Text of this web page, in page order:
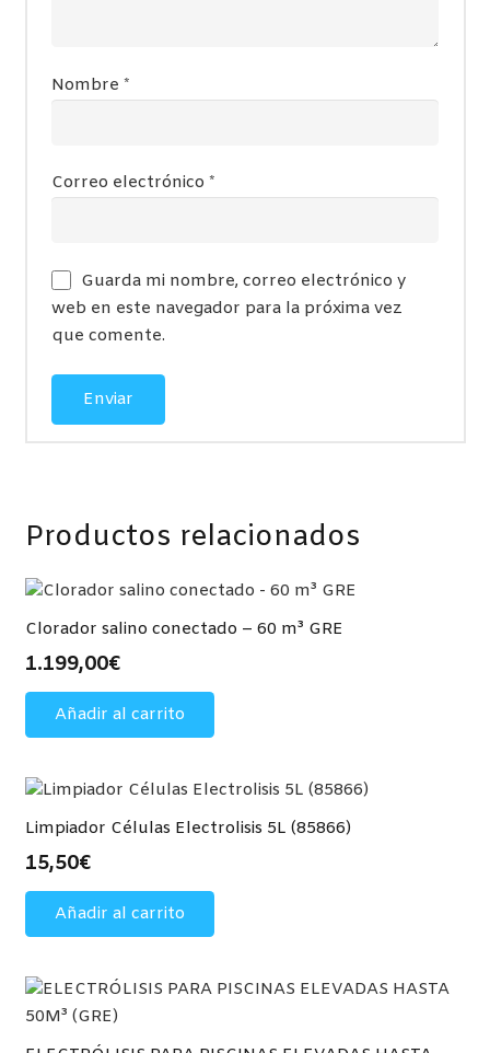
Nombre *
Correo electrónico *
Guarda mi nombre, correo electrónico y
web en este navegador para la próxima vez
que comente.
Productos relacionados
Clorador salino conectado – 60 m³ GRE
1.199,00€
Añadir al carrito
Limpiador Células Electrolisis 5L (85866)
15,50€
Añadir al carrito